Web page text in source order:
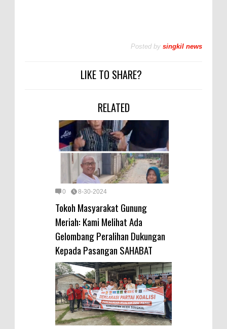
Posted by singkil news
LIKE TO SHARE?
RELATED
0 8-30-2024
Tokoh Masyarakat Gunung
Meriah: Kami Melihat Ada
Gelombang Peralihan Dukungan
Kepada Pasangan SAHABAT